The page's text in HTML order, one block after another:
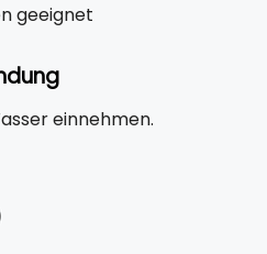
geeignet
einnehmen.